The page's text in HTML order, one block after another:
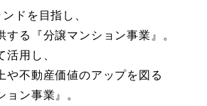
ドを目指し、
する『分譲マンション事業』。
活用し、
や不動産価値のアップを図る
ョン事業』。